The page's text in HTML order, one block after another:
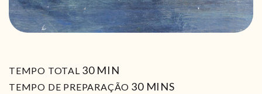
TEMPO TOTAL 30MIN
MIN
TEMPO DE PREPARAÇÃO 30MIN
MINS